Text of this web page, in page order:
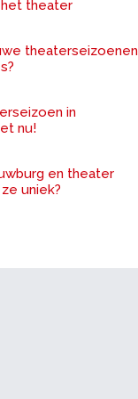
theater
theaterseizoenen
in
nu!
en theater
uniek?